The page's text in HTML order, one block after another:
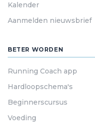
Kalender
Aanmelden nieuwsbrief
BETER WORDEN
Running Coach app
Hardloopschema's
Beginnerscursus
Voeding